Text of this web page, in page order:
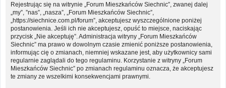
Rejestrując się na witrynie „Forum Mieszkańców Siechnic”, zwanej dalej
„my”, ”nas”, „nasza”, „Forum Mieszkańców Siechnic”,
„https://siechnice.com.pl/forum”, akceptujesz wyszczególnione poniżej
postanowienia. Jeśli ich nie akceptujesz, opuść to miejsce, naciskając
przycisk „Nie akceptuję”. Administracja witryny „Forum Mieszkańców
Siechnic” ma prawo w dowolnym czasie zmienić poniższe postanowienia,
informując cię o zmianach, niemniej wskazane jest, aby użytkownicy sami
regularnie zaglądali do tego regulaminu. Korzystanie z witryny „Forum
Mieszkańców Siechnic” po zmianach regulaminu oznacza, że akceptujesz
te zmiany ze wszelkimi konsekwencjami prawnymi.